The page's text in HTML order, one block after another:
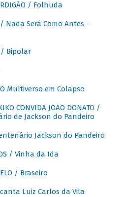
/ Folhuda
/ Nada Será Como Antes -
/ Bipolar
Multiverso em Colapso
CONVIDA JOÃO DONATO /
de Jackson do Pandeiro
Jackson do Pandeiro
/ Vinha da Ida
/ Braseiro
Luiz Carlos da Vila